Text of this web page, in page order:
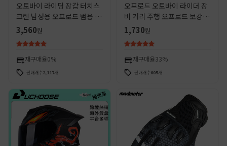
오토바이 라이딩 장갑 터치스
크린 남성용 오프로드 범용 미
끄럼 방지 두꺼운 야외 스포츠
오토바이 장비 보호 통기성 장
갑
3,560원
재구매율0%
판매개수2,117개
오프로드 오토바이 라이더 장
비 거리 주행 오프로드 보강로
드 수도꼭지 스폰지 커버 핸들
가슴 보호 핸들 바 보호
1,730원
재구매율33%
판매개수605개